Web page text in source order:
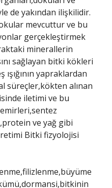
de yakından ilişkilidir.
mevcuttur ve bu
gerçekleştirmek
minerallerin
sağlayan bitki kökleri
yapraklardan
süreçler,kökten alınan
iletimi ve bu
ve yağ gibi
Bitki fizyolojisi